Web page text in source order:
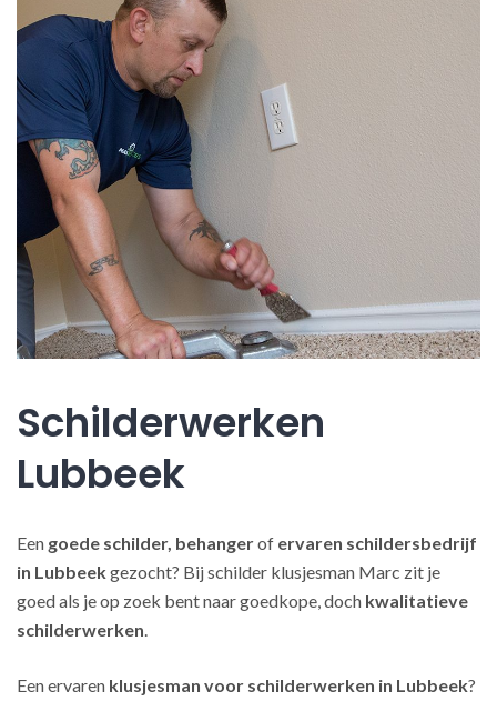
Schilderwerken
Lubbeek
Een goede schilder, behangerof ervaren schildersbedrijf
in Lubbeekgezocht? Bij schilder klusjesman Marc zit je
goed als je op zoek bent naar goedkope, doch kwalitatieve
schilderwerken.
Een ervaren klusjesman voor schilderwerken in Lubbeek?